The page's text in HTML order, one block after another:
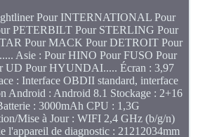
Pour INTERNATIONAL Pour
PETERBILT Pour STERLING Pour
Pour MACK Pour DETROIT Pour
Asie : Pour HINO Pour FUSO Pour
UD Pour HYUNDAI..... Écran : 3,97
: Interface OBDII standard, interface
Android : Android 8.1 Stockage : 2+16
: 3000mAh CPU : 1,3G
Mise à Jour : WIFI 2,4 GHz (b/g/n)
l'appareil de diagnostic : 21212034mm